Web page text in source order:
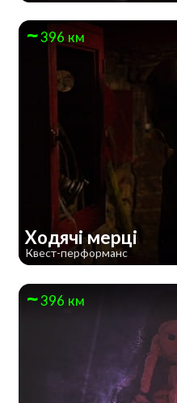
396 км
Ходячі мерці
Квест-перформанс
396 км